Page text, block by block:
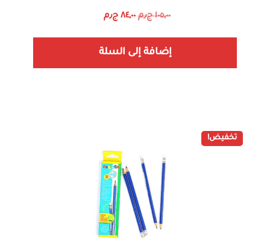
١٠٥,٠٠ ج٫م ٨٤,٠٠ ج٫م
إضافة إلى السلة
تخفيض!